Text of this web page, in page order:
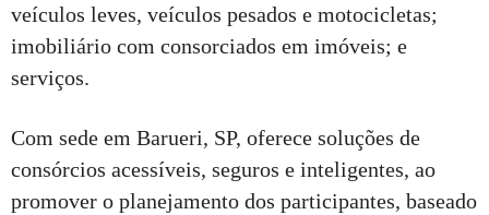
veículos leves, veículos pesados e motocicletas;
imobiliário com consorciados em imóveis; e
serviços.
Com sede em Barueri, SP, oferece soluções de
consórcios acessíveis, seguros e inteligentes, ao
promover o planejamento dos participantes, baseado